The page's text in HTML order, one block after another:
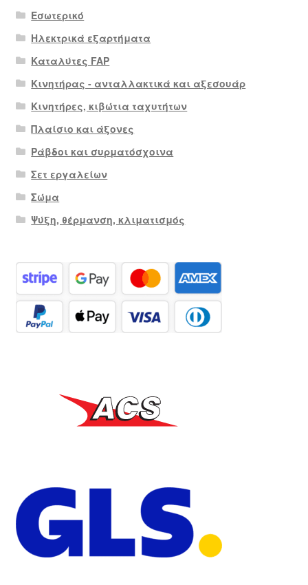
Εσωτερικό
Ηλεκτρικά εξαρτήματα
Καταλύτες FAP
Κινητήρας - ανταλλακτικά και αξεσουάρ
Κινητήρες, κιβώτια ταχυτήτων
Πλαίσιο και άξονες
Ράβδοι και συρματόσχοινα
Σετ εργαλείων
Σώμα
Ψύξη, θέρμανση, κλιματισμός